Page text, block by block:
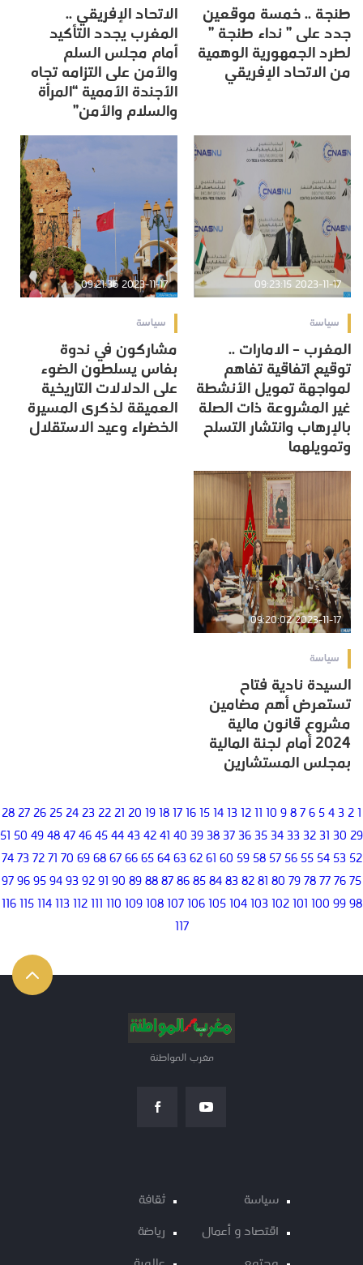
طنجة .. خمسة موقعين
جدد على ” نداء طنجة ”
لطرد الجمهورية الوهمية
من الاتحاد الإفريقي
الاتحاد الإفريقي ..
المغرب يجدد التأكيد
أمام مجلس السلم
والأمن على التزامه تجاه
الأجندة الأممية “المرأة
والسلام والأمن”
2023-11-17 09:23:15
سياسة
المغرب – الامارات ..
توقيع اتفاقية تفاهم
لمواجهة تمويل الأنشطة
غير المشروعة ذات الصلة
بالإرهاب وانتشار التسلح
وتمويلهما
2023-11-17 09:21:36
سياسة
مشاركون في ندوة
بفاس يسلطون الضوء
على الدلالات التاريخية
العميقة لذكرى المسيرة
الخضراء وعيد الاستقلال
2023-11-17 09:20:02
سياسة
السيدة نادية فتاح
تستعرض أهم مضامين
مشروع قانون مالية
2024 أمام لجنة المالية
بمجلس المستشارين
1
2
3
4
5
6
7
8
9
10
11
12
13
14
15
16
17
18
19
20
21
22
23
24
25
26
27
28
29
30
31
32
33
34
35
36
37
38
39
40
41
42
43
44
45
46
47
48
49
50
51
52
53
54
55
56
57
58
59
60
61
62
63
64
65
66
67
68
69
70
71
72
73
74
75
76
77
78
79
80
81
82
83
84
85
86
87
88
89
90
91
92
93
94
95
96
97
98
99
100
101
102
103
104
105
106
107
108
109
110
111
112
113
114
115
116
117
مغرب المواطنة
سياسة
اقتصاد و أعمال
ثقافة
رياضة